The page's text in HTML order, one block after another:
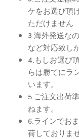
ケをお選び頂
ただけません
3.海外発送な
など対応致し
4.もしお選び
らは勝てにラ
います。
5.ご注文出荷
ねます。
6.ラインでお
荷しておりま